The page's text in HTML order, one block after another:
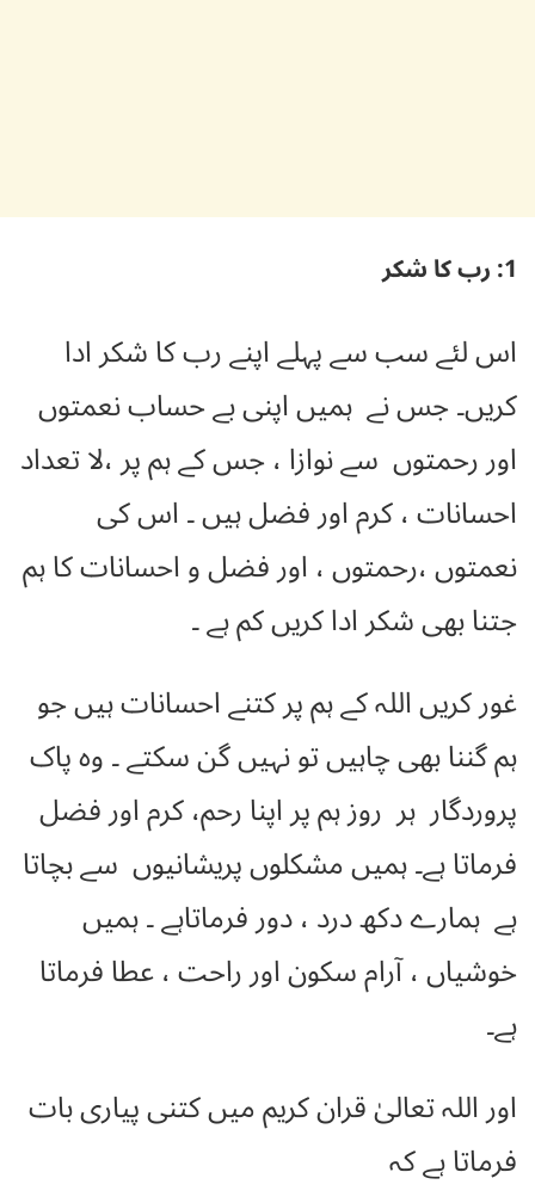
1: رب کا شکر
اس لئے سب سے پہلے اپنے رب کا شکر ادا
کریں۔ جس نے ہمیں اپنی بے حساب نعمتوں
اور رحمتوں سے نوازا ، جس کے ہم پر ،لا تعداد
احسانات ، کرم اور فضل ہیں ۔ اس کی
نعمتوں ،رحمتوں ، اور فضل و احسانات کا ہم
جتنا بھی شکر ادا کریں کم ہے ۔
غور کریں اللہ کے ہم پر کتنے احسانات ہیں جو
ہم گننا بھی چاہیں تو نہیں گن سکتے ۔ وہ پاک
پروردگار ہر روز ہم پر اپنا رحم، کرم اور فضل
فرماتا ہے۔ ہمیں مشکلوں پریشانیوں سے بچاتا
ہے ہمارے دکھ درد ، دور فرماتاہے ۔ ہمیں
خوشیاں ، آرام سکون اور راحت ، عطا فرماتا
ہے۔
اور اللہ تعالیٰ قران کریم میں کتنی پیاری بات
فرماتا ہے کہ